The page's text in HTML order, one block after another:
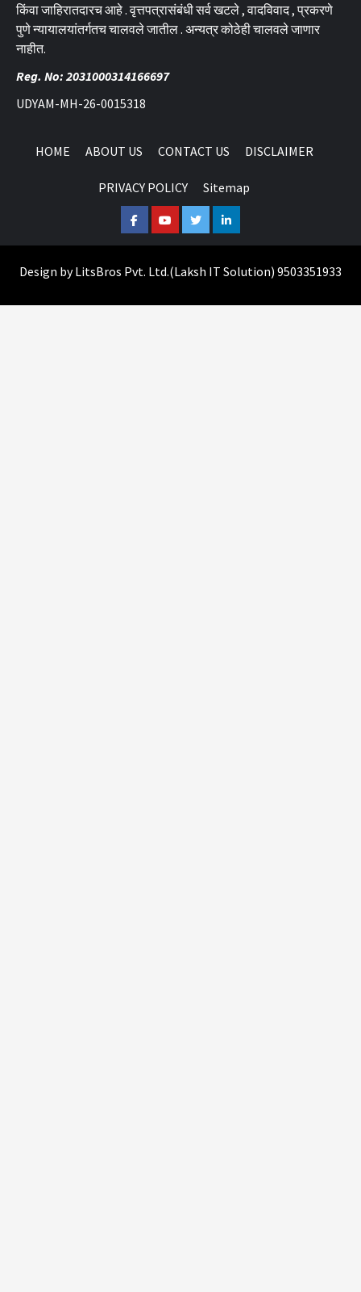
किंवा जाहिरातदारच आहे . वृत्तपत्रासंबंधी सर्व खटले , वादविवाद , प्रकरणे
पुणे न्यायालयांतर्गतच चालवले जातील . अन्यत्र कोठेही चालवले जाणार
नाहीत.
Reg. No: 2031000314166697
UDYAM-MH-26-0015318
HOME ABOUT US CONTACT US DISCLAIMER
PRIVACY POLICY Sitemap
FacebookYoutubeTwitterLinkedin
Design byLitsBros Pvt. Ltd.(Laksh IT Solution) 9503351933